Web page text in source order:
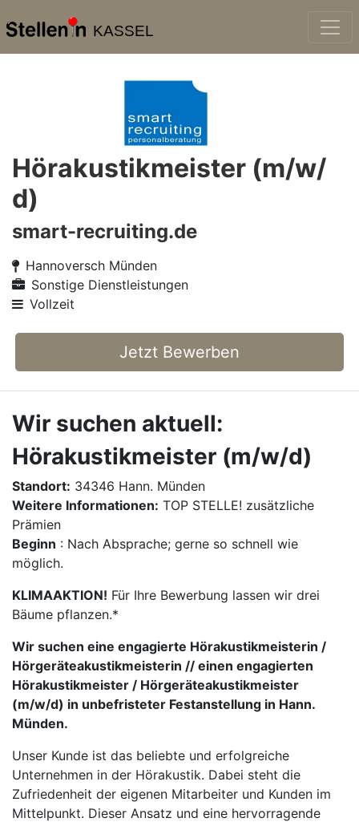
KASSEL
Hörakustikmeister (m/w/
d)
smart-recruiting.de
Hannoversch Münden
Sonstige Dienstleistungen
Vollzeit
Jetzt Bewerben
Wir suchen aktuell:
Hörakustikmeister (m/w/d)
Standort: 34346 Hann. Münden
Weitere Informationen: TOP STELLE! zusätzliche
Prämien
Beginn : Nach Absprache; gerne so schnell wie
möglich.
KLIMAAKTION! Für Ihre Bewerbung lassen wir drei
Bäume pflanzen.*
Wir suchen eine engagierte Hörakustikmeisterin /
Hörgeräteakustikmeisterin // einen engagierten
Hörakustikmeister / Hörgeräteakustikmeister
(m/w/d) in unbefristeter Festanstellung in Hann.
Münden.
Unser Kunde ist das beliebte und erfolgreiche
Unternehmen in der Hörakustik. Dabei steht die
Zufriedenheit der eigenen Mitarbeiter und Kunden im
Mittelpunkt. Dieser Ansatz und eine hervorragende